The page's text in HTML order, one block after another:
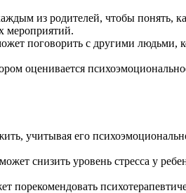
из родителей, чтобы понять,
мероприятий.
поговорить с другими людьми,
оценивается
учитывая его
снизить уровень стресса у